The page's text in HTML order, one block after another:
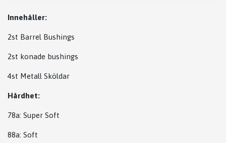
Innehåller:
2st Barrel Bushings
2st konade bushings
4st Metall Sköldar
Hårdhet:
78a: Super Soft
88a: Soft